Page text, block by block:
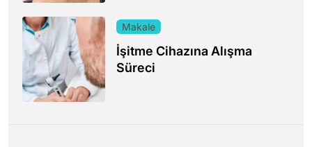
Makale
İşitme Cihazına Alışma
Süreci